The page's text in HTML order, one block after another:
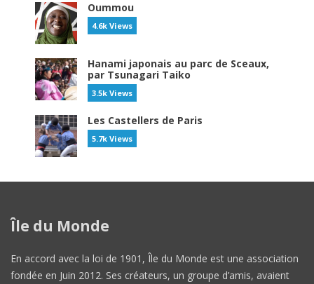
Oummou
4.6k Views
Hanami japonais au parc de Sceaux,
par Tsunagari Taiko
3.5k Views
Les Castellers de Paris
5.7k Views
Île du Monde
En accord avec la loi de 1901, Île du Monde est une association
fondée en Juin 2012. Ses créateurs, un groupe d’amis, avaient